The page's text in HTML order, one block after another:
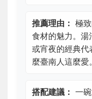
推薦理由： 極
食材的魅力。湯
或宵夜的經典代
麼臺南人這麼愛。
搭配建議： 一